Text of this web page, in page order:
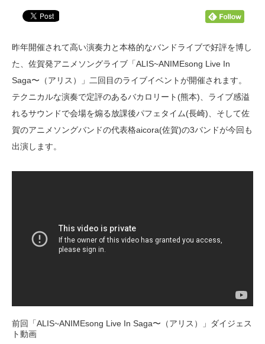
昨年開催されて高い演奏力と本格的なバンドライブで好評を博し
た、佐賀発アニメソングライブ「ALIS~ANIMEsong Live In
Saga〜（アリス）」二回目のライブイベントが開催されます。
テクニカルな演奏で定評のあるバカロリート(熊本)、ライブ感溢
れるサウンドで会場を煽る放課後パフェタイム(長崎)、そして佐
賀のアニメソングバンドの代表格aicora(佐賀)の3バンドが今回も
出演します。
前回「ALIS~ANIMEsong Live In Saga〜（アリス）」ダイジェス
ト動画